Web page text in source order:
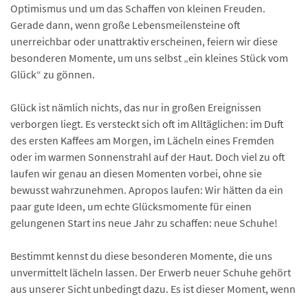
Optimismus und um das Schaffen von kleinen Freuden.
Gerade dann, wenn große Lebensmeilensteine oft
unerreichbar oder unattraktiv erscheinen, feiern wir diese
besonderen Momente, um uns selbst „ein kleines Stück vom
Glück“ zu gönnen.
Glück ist nämlich nichts, das nur in großen Ereignissen
verborgen liegt. Es versteckt sich oft im Alltäglichen: im Duft
des ersten Kaffees am Morgen, im Lächeln eines Fremden
oder im warmen Sonnenstrahl auf der Haut. Doch viel zu oft
laufen wir genau an diesen Momenten vorbei, ohne sie
bewusst wahrzunehmen. Apropos laufen: Wir hätten da ein
paar gute Ideen, um echte Glücksmomente für einen
gelungenen Start ins neue Jahr zu schaffen: neue Schuhe!
Bestimmt kennst du diese besonderen Momente, die uns
unvermittelt lächeln lassen. Der Erwerb neuer Schuhe gehört
aus unserer Sicht unbedingt dazu. Es ist dieser Moment, wenn